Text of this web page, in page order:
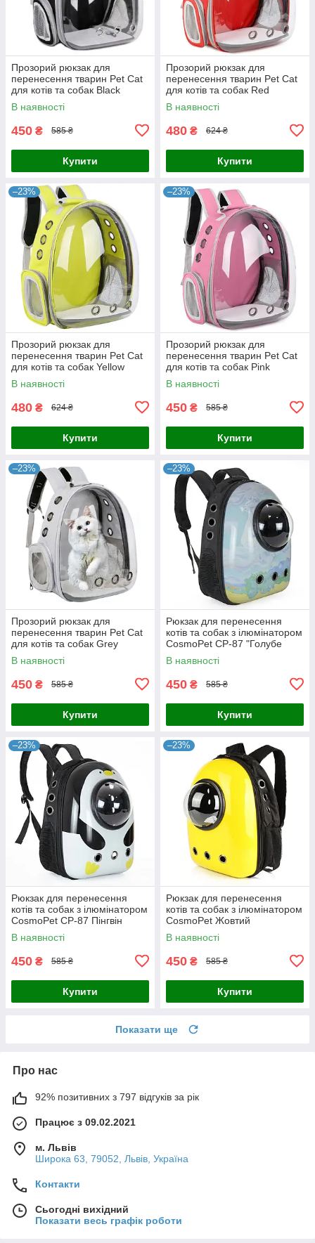
Прозорий рюкзак для
перенесення тварин Pet Cat
для котів та собак Black
В наявності
450 ₴ 585 ₴
Купити
Прозорий рюкзак для
перенесення тварин Pet Cat
для котів та собак Red
В наявності
480 ₴ 624 ₴
Купити
–23%
Прозорий рюкзак для
перенесення тварин Pet Cat
для котів та собак Yellow
В наявності
480 ₴ 624 ₴
Купити
–23%
Прозорий рюкзак для
перенесення тварин Pet Cat
для котів та собак Pink
В наявності
450 ₴ 585 ₴
Купити
–23%
Прозорий рюкзак для
перенесення тварин Pet Cat
для котів та собак Grey
В наявності
450 ₴ 585 ₴
Купити
–23%
Рюкзак для перенесення
котів та собак з ілюмінатором
CosmoPet CP-87 "Голубе
небо"
В наявності
450 ₴ 585 ₴
Купити
–23%
Рюкзак для перенесення
котів та собак з ілюмінатором
CosmoPet CP-87 Пінгвін
В наявності
450 ₴ 585 ₴
Купити
–23%
Рюкзак для перенесення
котів та собак з ілюмінатором
CosmoPet Жовтий
В наявності
450 ₴ 585 ₴
Купити
Показати ще
Про нас
92% позитивних з 797 відгуків за рік
Працює з 09.02.2021
м. Львів
Широка 63, 79052, Львів, Україна
Контакти
Сьогодні вихідний
Показати весь графік роботи